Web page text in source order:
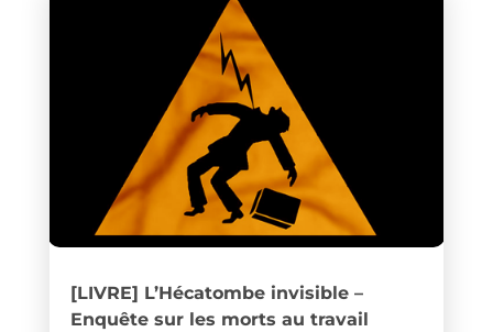
[LIVRE] L’Hécatombe invisible –
Enquête sur les morts au travail